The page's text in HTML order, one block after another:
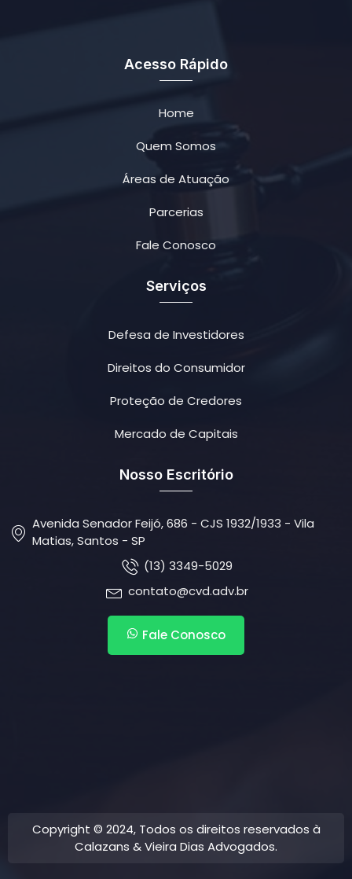
Acesso Rápido
Home
Quem Somos
Áreas de Atuação
Parcerias
Fale Conosco
Serviços
Defesa de Investidores
Direitos do Consumidor
Proteção de Credores
Mercado de Capitais
Nosso Escritório
Avenida Senador Feijó, 686 - CJS 1932/1933 - Vila
Matias, Santos - SP
(13) 3349-5029
contato@cvd.adv.br
Fale Conosco
Copyright © 2024, Todos os direitos reservados à
Calazans & Vieira Dias Advogados.